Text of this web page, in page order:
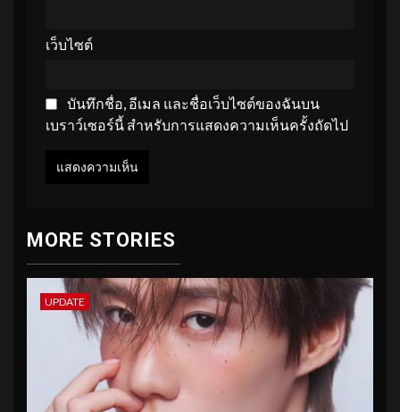
เว็บไซต์
บันทึกชื่อ, อีเมล และชื่อเว็บไซต์ของฉันบน
เบราว์เซอร์นี้ สำหรับการแสดงความเห็นครั้งถัดไป
MORE STORIES
UPDATE